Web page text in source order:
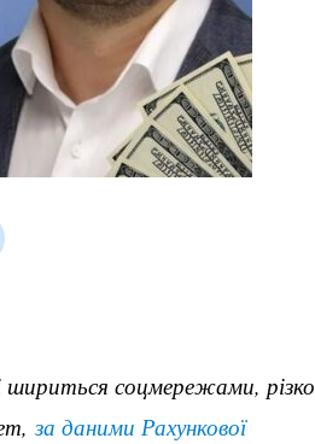
шириться соцмережами, різко
за даними Рахункової